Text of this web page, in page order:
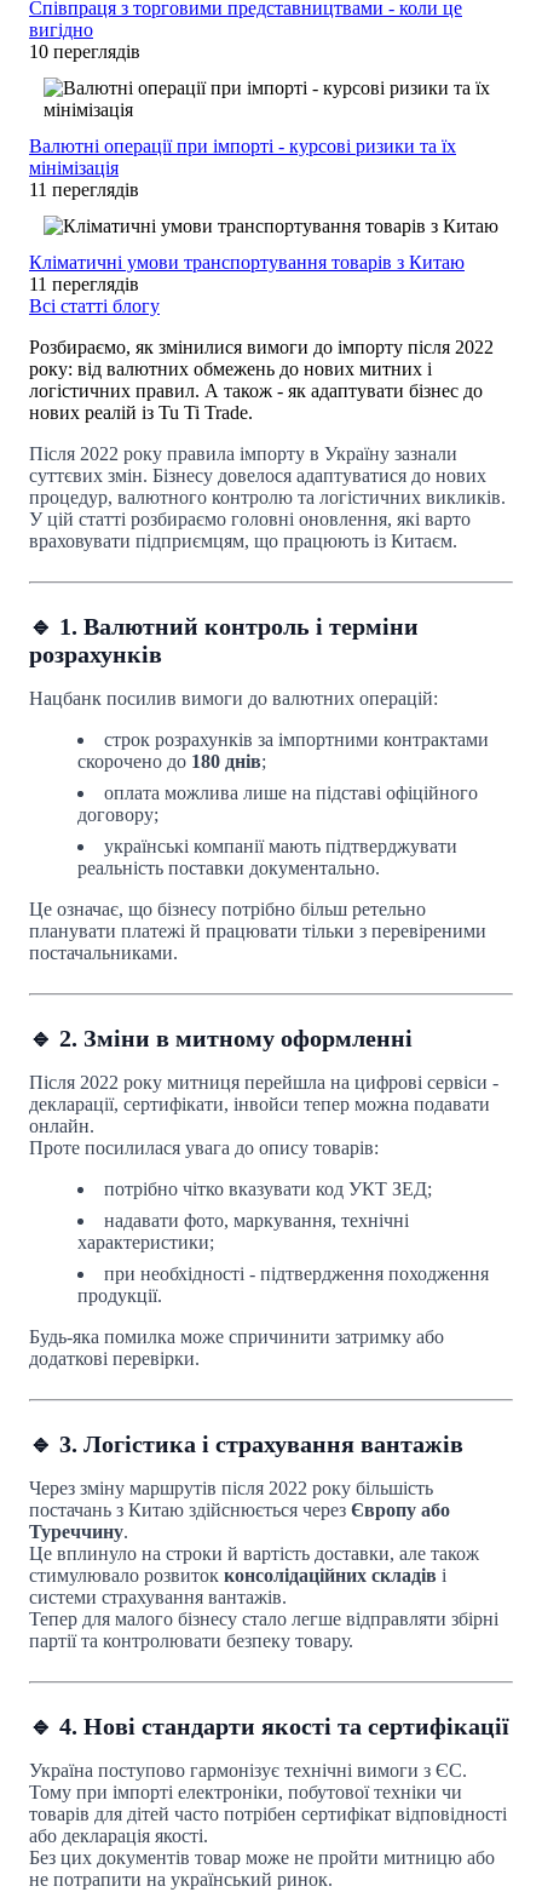
Співпраця з торговими представництвами - коли це
вигідно
10 переглядів
Валютні операції при імпорті - курсові ризики та їх
мінімізація
11 переглядів
Кліматичні умови транспортування товарів з Китаю
11 переглядів
Всі статті блогу
Розбираємо, як змінилися вимоги до імпорту після 2022
року: від валютних обмежень до нових митних і
логістичних правил. А також - як адаптувати бізнес до
нових реалій із Tu Ti Trade.
Після 2022 року правила імпорту в Україну зазнали
суттєвих змін. Бізнесу довелося адаптуватися до нових
процедур, валютного контролю та логістичних викликів.
У цій статті розбираємо головні оновлення, які варто
враховувати підприємцям, що працюють із Китаєм.
🔹 1. Валютний контроль і терміни
розрахунків
Нацбанк посилив вимоги до валютних операцій:
строк розрахунків за імпортними контрактами
скорочено до 180 днів;
оплата можлива лише на підставі офіційного
договору;
українські компанії мають підтверджувати
реальність поставки документально.
Це означає, що бізнесу потрібно більш ретельно
планувати платежі й працювати тільки з перевіреними
постачальниками.
🔹 2. Зміни в митному оформленні
Після 2022 року митниця перейшла на цифрові сервіси -
декларації, сертифікати, інвойси тепер можна подавати
онлайн.
Проте посилилася увага до опису товарів:
потрібно чітко вказувати код УКТ ЗЕД;
надавати фото, маркування, технічні
характеристики;
при необхідності - підтвердження походження
продукції.
Будь-яка помилка може спричинити затримку або
додаткові перевірки.
🔹 3. Логістика і страхування вантажів
Через зміну маршрутів після 2022 року більшість
постачань з Китаю здійснюється через Європу або
Туреччину.
Це вплинуло на строки й вартість доставки, але також
стимулювало розвиток консолідаційних складів і
системи страхування вантажів.
Тепер для малого бізнесу стало легше відправляти збірні
партії та контролювати безпеку товару.
🔹 4. Нові стандарти якості та сертифікації
Україна поступово гармонізує технічні вимоги з ЄС.
Тому при імпорті електроніки, побутової техніки чи
товарів для дітей часто потрібен сертифікат відповідності
або декларація якості.
Без цих документів товар може не пройти митницю або
не потрапити на український ринок.